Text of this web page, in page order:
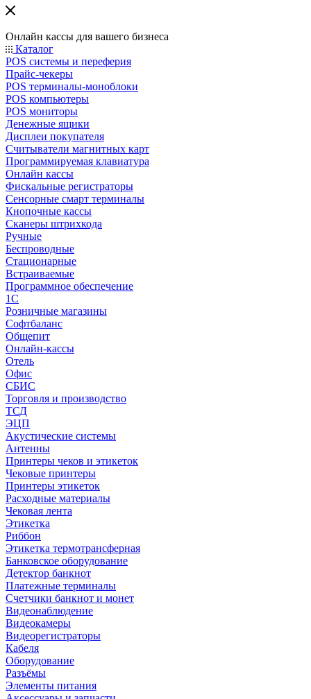
Онлайн кассы для вашего бизнеса
Каталог
POS системы и переферия
Прайс-чекеры
POS терминалы-моноблоки
POS компьютеры
POS мониторы
Денежные ящики
Дисплеи покупателя
Считыватели магнитных карт
Программируемая клавиатура
Онлайн кассы
Фискальные регистраторы
Сенсорные смарт терминалы
Кнопочные кассы
Сканеры штрихкода
Ручные
Беспроводные
Стационарные
Встраиваемые
Программное обеспечение
1С
Розничные магазины
Софтбаланс
Общепит
Онлайн-кассы
Отель
Офис
СБИС
Торговля и производство
ТСД
ЭЦП
Акустические системы
Антенны
Принтеры чеков и этикеток
Чековые принтеры
Принтеры этикеток
Расходные материалы
Чековая лента
Этикетка
Риббон
Этикетка термотрансферная
Банковское оборудование
Детектор банкнот
Платежные терминалы
Счетчики банкнот и монет
Видеонаблюдение
Видеокамеры
Видеорегистраторы
Кабеля
Оборудование
Разъёмы
Элементы питания